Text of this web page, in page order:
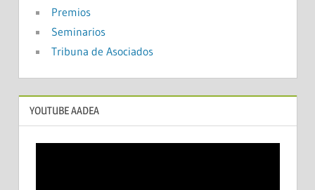
Premios
Seminarios
Tribuna de Asociados
YOUTUBE AADEA